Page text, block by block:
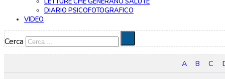
DIARIO PSICOFOTOGRAFICO
VIDEO
Cerca
A B C